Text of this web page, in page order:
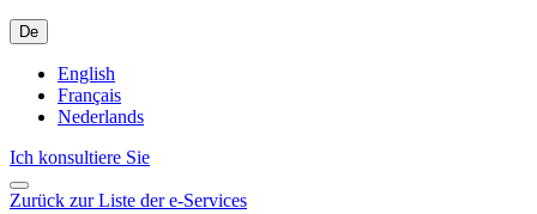
De
English
Français
Nederlands
Ich konsultiere Sie
Zurück zur Liste der e-Services